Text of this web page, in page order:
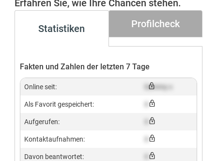
Erfahren Sie, wie Ihre Chancen stehen.
Statistiken Profilcheck
Fakten und Zahlen der letzten 7 Tage
Online seit: Dummy x
Als Favorit gespeichert:
Aufgerufen:
Kontaktaufnahmen:
Davon beantwortet: